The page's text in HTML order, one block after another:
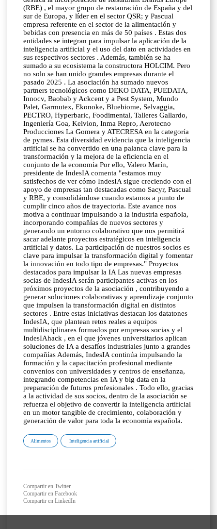
(RBE) , el mayor grupo de restauración de España y del
sur de Europa, y líder en el sector QSR; y Pascual
empresa referente en el sector de la alimentación y
bebidas con presencia en más de 50 países . Estas dos
entidades se integran para impulsar la aplicación de la
inteligencia artificial y el uso del dato en actividades en
sus respectivos sectores . Además, también se ha
sumado a su ecosistema la constructora HOLCIM. Pero
no solo se han unido grandes empresas durante el
pasado 2025 . La asociación ha sumado nuevos
partners tecnológicos como DEKO DATA, PUEDATA,
Innocv, Baobab y Ackcent y a Pest System, Mundo
Palet, Garmutex, Ekonoke, Bluebiome, Selvaggia,
PECTRO, Hyperbaric, Foodimental, Talleres Gallardo,
Ingeniería Goa, Kelvion, Inma Repro, Aerotecno
Producciones La Gomera y ATECRESA en la categoría
de pymes. Esta diversidad evidencia que la inteligencia
artificial se ha convertido en una palanca clave para la
transformación y la mejora de la eficiencia en el
conjunto de la economía Por ello, Valero Marín,
presidente de IndesIA comenta "estamos muy
satisfechos de ver cómo IndesIA sigue creciendo con el
apoyo de empresas tan destacadas como Sacyr, Pascual
y RBE, y consolidándose cuando estamos a punto de
cumplir cinco años de trayectoria. Este avance nos
motiva a continuar impulsando a la industria española,
incorporando compañías de nuevos sectores y
generando un entorno colaborativo que nos permitirá
sacar adelante proyectos estratégicos en inteligencia
artificial y datos. La participación de nuestros socios es
clave para impulsar la transformación digital y fomentar
la innovación en todo tipo de empresas." Proyectos
destacados para impulsar la IA Las nuevas empresas
socias de IndesIA serán participantes activas en los
próximos proyectos de la asociación , contribuyendo a
generar soluciones colaborativas y aprendizaje conjunto
que impulsen la transformación digital en distintos
sectores . Entre estas iniciativas destacan los datatones
IndesIA, que plantean retos reales a equipos
multidisciplinares formados por empresas socias y el
IndesIAhack , en el que jóvenes universitarios aplican
soluciones de IA a desafíos industriales junto a grandes
compañías Además, IndesIA continúa impulsando la
formación y la capacitación profesional mediante
convenios con universidades y centros de enseñanza,
integrando competencias en IA y big data en la
preparación de futuros profesionales . Todo ello, gracias
a la actividad de sus socios, dentro de la asociación se
refuerza el objetivo de convertir la inteligencia artificial
en un motor tangible de crecimiento, colaboración y
generación de valor para toda la economía española.
Alimentos Inteligencia artificial
Compartir en Twitter
Compartir en Facebook
Compartir en LinkedIn